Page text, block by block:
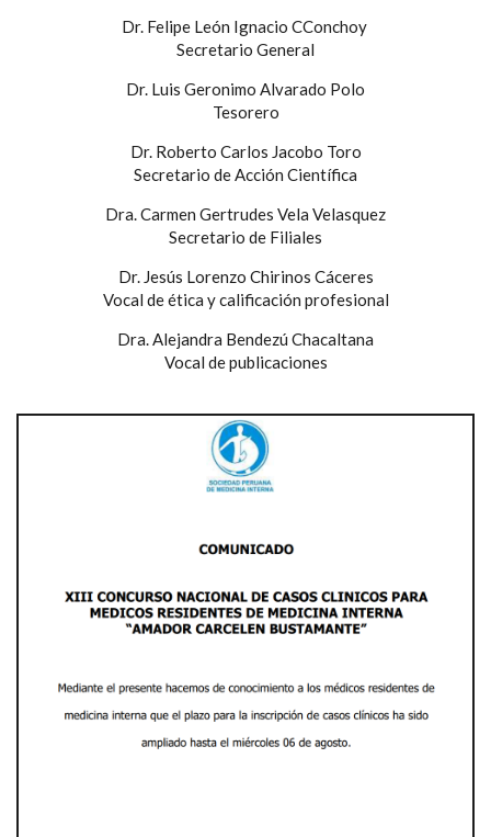
Dr. Felipe León Ignacio CConchoy
Secretario General
Dr. Luis Geronimo Alvarado Polo
Tesorero
Dr. Roberto Carlos Jacobo Toro
Secretario de Acción Científica
Dra. Carmen Gertrudes Vela Velasquez
Secretario de Filiales
Dr. Jesús Lorenzo Chirinos Cáceres
Vocal de ética y calificación profesional
Dra. Alejandra Bendezú Chacaltana
Vocal de publicaciones